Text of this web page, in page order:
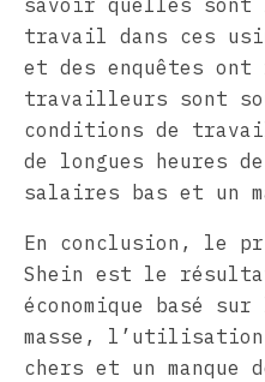
savoir quelles sont
travail dans ces
et des enquêtes
travailleurs sont
conditions de
de longues heures
salaires bas et un
En conclusion, le
Shein est le résultat
économique basé
masse, l’utilisation
chers et un manque